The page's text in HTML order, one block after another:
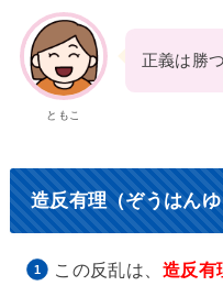
ともこ
正義は勝
造反有理（ぞうはん
この反乱は、 造反有